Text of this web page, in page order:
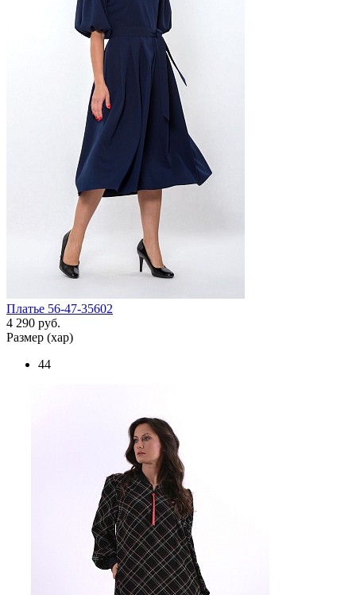
Платье 56-47-35602
4 290 руб.
Размер (хар)
44